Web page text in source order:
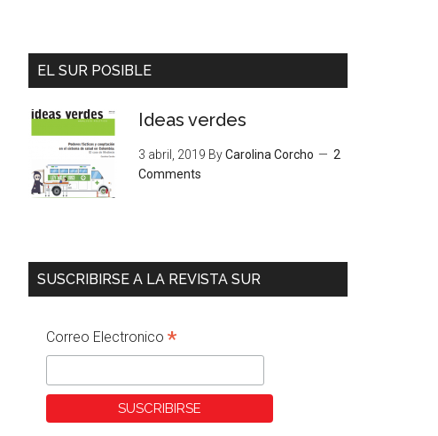
EL SUR POSIBLE
Ideas verdes
3 abril, 2019 ByCarolina Corcho
2
Comments
SUSCRIBIRSE A LA REVISTA SUR
Correo Electronico *